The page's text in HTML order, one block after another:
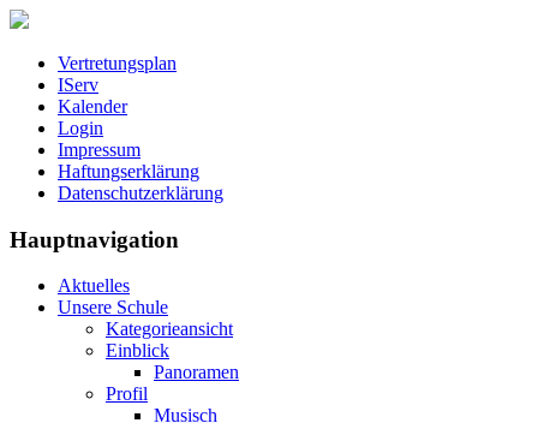
Vertretungsplan
IServ
Kalender
Login
Impressum
Haftungserklärung
Datenschutzerklärung
Hauptnavigation
Aktuelles
Unsere Schule
Kategorieansicht
Einblick
Panoramen
Profil
Musisch